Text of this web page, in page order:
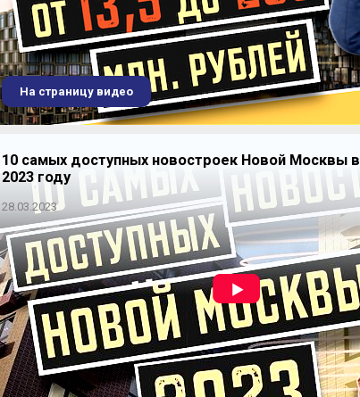
На страницу видео
10 самых доступных новостроек Новой Москвы в
2023 году
28.03.2023